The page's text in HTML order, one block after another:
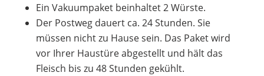
Ein Vakuumpaket beinhaltet 2 Würste.
Der Postweg dauert ca. 24 Stunden. Sie
müssen nicht zu Hause sein. Das Paket wird
vor Ihrer Haustüre abgestellt und hält das
Fleisch bis zu 48 Stunden gekühlt.